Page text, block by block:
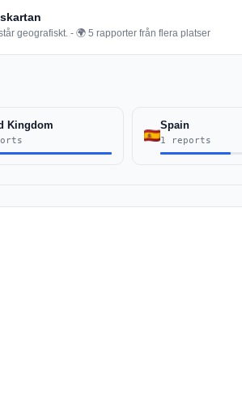
geografiskt. - 🌍 5 rapporter från flera platser
Kingdom Spain
1 reports